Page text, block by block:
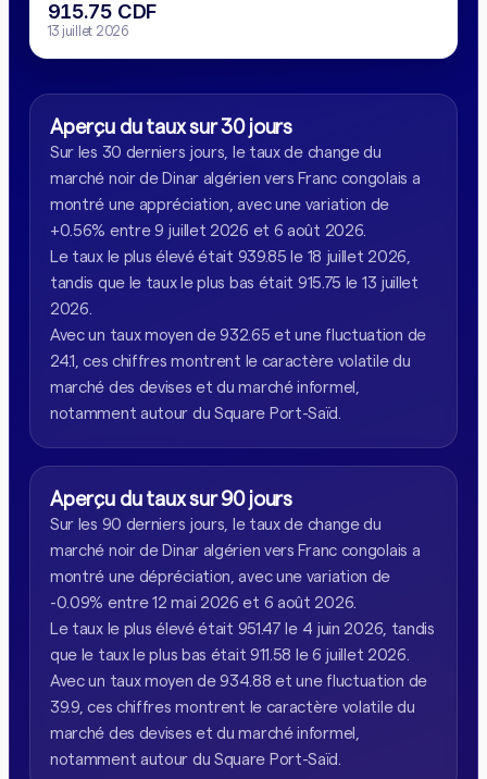
915.75 CDF
13 juillet 2026
Aperçu du taux sur 30 jours
Sur les 30 derniers jours, le taux de change du
marché noir de Dinar algérien vers Franc congolais a
montré une appréciation, avec une variation de
+0.56% entre 9 juillet 2026 et 6 août 2026.
Le taux le plus élevé était 939.85 le 18 juillet 2026,
tandis que le taux le plus bas était 915.75 le 13 juillet
2026.
Avec un taux moyen de 932.65 et une fluctuation de
24.1, ces chiffres montrent le caractère volatile du
marché des devises et du marché informel,
notamment autour du Square Port-Saïd.
Aperçu du taux sur 90 jours
Sur les 90 derniers jours, le taux de change du
marché noir de Dinar algérien vers Franc congolais a
montré une dépréciation, avec une variation de
-0.09% entre 12 mai 2026 et 6 août 2026.
Le taux le plus élevé était 951.47 le 4 juin 2026, tandis
que le taux le plus bas était 911.58 le 6 juillet 2026.
Avec un taux moyen de 934.88 et une fluctuation de
39.9, ces chiffres montrent le caractère volatile du
marché des devises et du marché informel,
notamment autour du Square Port-Saïd.